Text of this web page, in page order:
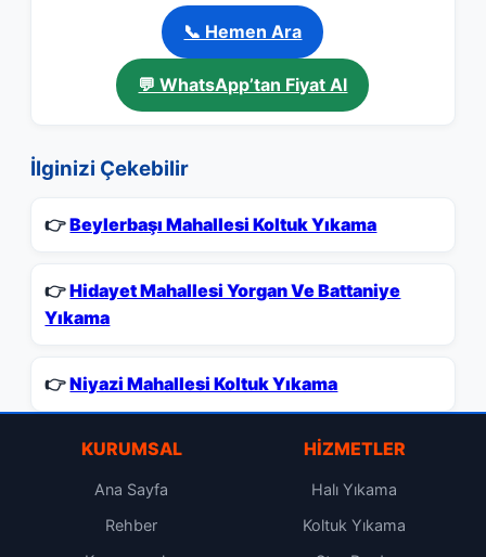
📞 Hemen Ara
💬 WhatsApp’tan Fiyat Al
İlginizi Çekebilir
👉Beylerbaşı Mahallesi Koltuk Yıkama
👉Hidayet Mahallesi Yorgan Ve Battaniye
Yıkama
👉Niyazi Mahallesi Koltuk Yıkama
KURUMSAL
Ana Sayfa
Rehber
HIZMETLER
Halı Yıkama
Koltuk Yıkama